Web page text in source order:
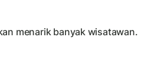
menarik banyak wisatawan.